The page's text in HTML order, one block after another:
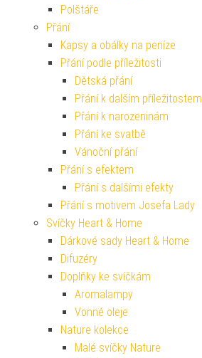
Polštáře
Přání
Kapsy a obálky na peníze
Přání podle příležitosti
Dětská přání
Přání k dalším příležitostem
Přání k narozeninám
Přání ke svatbě
Vánoční přání
Přání s efektem
Přání s dalšími efekty
Přání s motivem Josefa Lady
Svíčky Heart & Home
Dárkové sady Heart & Home
Difuzéry
Doplňky ke svíčkám
Aromalampy
Vonné oleje
Nature kolekce
Malé svíčky Nature